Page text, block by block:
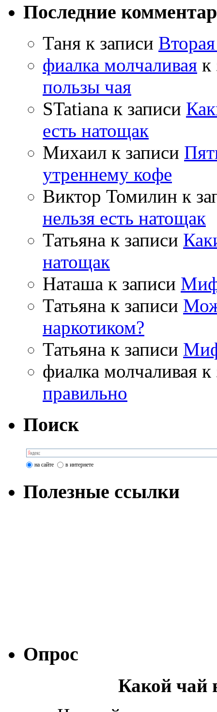
Последние
Таня к записи
фиалка молчаливая к
пользы чая
STatiana к записи
есть натощак
Михаил к записи
утреннему кофе
Виктор Томилин к
нельзя есть натощак
Татьяна к записи
натощак
Наташа к записи
Татьяна к записи
наркотиком?
Татьяна к записи
фиалка молчаливая к
правильно
Поиск
на сайте в интернете
Полезные ссылки
Опрос
Какой чай